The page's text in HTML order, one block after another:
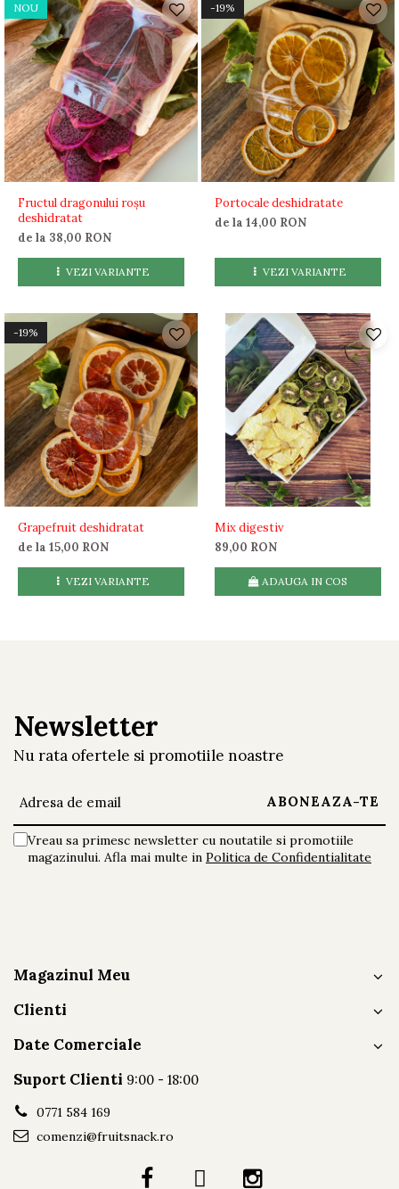
NOU
Fructul dragonului roșu
deshidratat
de la 38,00 RON
VEZI VARIANTE
-19%
Portocale deshidratate
de la 14,00 RON
VEZI VARIANTE
-19%
Grapefruit deshidratat
de la 15,00 RON
VEZI VARIANTE
Mix digestiv
89,00 RON
ADAUGA IN COS
Newsletter
Nu rata ofertele si promotiile noastre
Vreau sa primesc newsletter cu noutatile si promotiile
magazinului. Afla mai multe in Politica de Confidentialitate
Magazinul Meu
Clienti
Date Comerciale
Suport Clienti 9:00 - 18:00
0771 584 169
comenzi@fruitsnack.ro